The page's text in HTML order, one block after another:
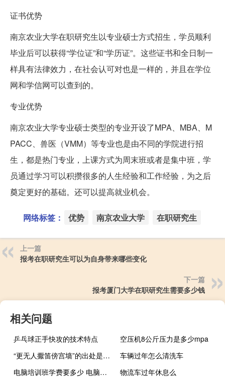
证书优势
南京农业大学在职研究生以专业硕士方式招生，学员顺利
毕业后可以获得“学位证”和“学历证”。这些证书和全日制一
样具有法律效力，在社会认可对也是一样的，并且在学位
网和学信网可以查到的。
专业优势
南京农业大学专业硕士类型的专业开设了MPA、MBA、M
PACC、兽医（VMM）等专业也是由不同的学院进行招
生，都是热门专业，上课方式为周末班或者是集中班，学
员通过学习可以积攒很多的人生经验和工作经验，为之后
奠定更好的基础。还可以提高就业机会。
网络标签： 优势 南京农业大学 在职研究生
上一篇
报考在职研究生可以为自身带来哪些变化
下一篇
报考厦门大学在职研究生需要多少钱
相关问题
乒乓球正手快攻的技术特点
空压机8公斤压力是多少mpa
“更无人擫笛傍宫墙”的出处是哪里
车辆过年怎么清洗车
电脑培训班学费要多少 电脑培训班需要多少钱
物流车过年休息么